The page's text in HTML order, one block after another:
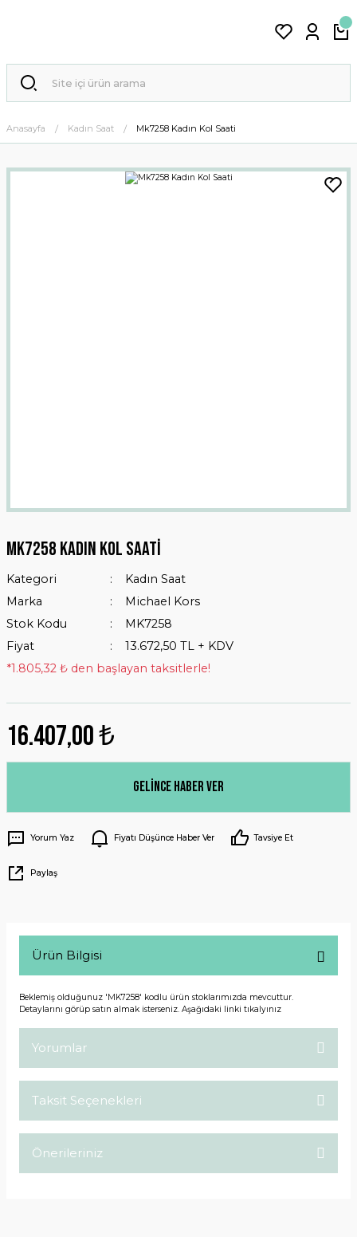
Anasayfa Kadın Saat Mk7258 Kadın Kol Saati
Mk7258 Kadın Kol Saati
Kategori
Kadın Saat
Marka
Michael Kors
Stok Kodu
MK7258
Fiyat
13.672,50 TL + KDV
*1.805,32 ₺ den başlayan taksitlerle!
16.407,00 ₺
Gelince Haber Ver
Yorum Yaz Fiyatı Düşünce Haber Ver Tavsiye Et
Paylaş
Ürün Bilgisi
Beklemiş olduğunuz 'MK7258' kodlu ürün stoklarımızda mevcuttur.
Detaylarını görüp satın almak isterseniz. Aşağıdaki linki tıkalyınız
Yorumlar
Taksit Seçenekleri
Önerileriniz